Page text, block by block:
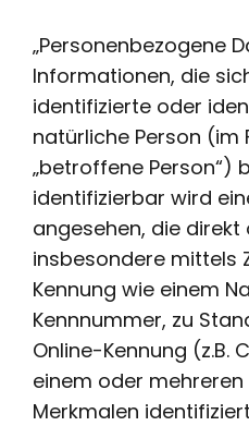
„Personenbezogene
Informationen, die
identifizierte oder
natürliche Person (im
„betroffene Person“)
identifizierbar wird
angesehen, die direkt
insbesondere mittels
Kennung wie einem
Kennnummer, zu
Online-Kennung (z.B.
einem oder
Merkmalen